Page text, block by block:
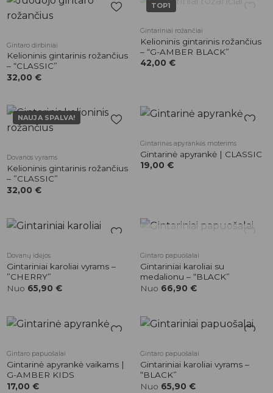
Gintaro dirbiniai
Kelioninis gintarinis rožančius
– “CLASSIC”
32,00 €
TOP1
patikusios
Gintariniai rožančiai
Kelioninis gintarinis rožančius
– “G-AMBER BLACK”
42,00 €
NAUJA SPALVA!
Dovanos vyrams
Kelioninis gintarinis rožančius
– ”CLASSIC”
32,00 €
Pridėti į
patikusios
Gintarinės apyrankės moterims
Gintarinė apyrankė | CLASSIC
19,00 €
patikusios
Dovanų idėjos
Gintariniai karoliai vyrams –
”CHERRY”
Nuo 65,90 €
Gintaro papuošalai
Gintariniai karoliai su
medalionu – “BLACK”
Nuo 66,90 €
patikusios
Gintaro papuošalai
Gintarinė apyrankė vaikams |
G-AMBER KIDS
17,00 €
patikusios
Gintaro papuošalai
Gintariniai karoliai vyrams –
“BLACK”
Nuo 65,90 €